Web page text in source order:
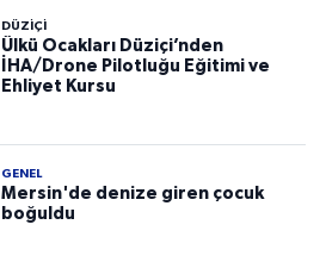
DÜZIÇI
Ülkü Ocakları Düziçi’nden
İHA/Drone Pilotluğu Eğitimi ve
Ehliyet Kursu
GENEL
Mersin'de denize giren çocuk
boğuldu